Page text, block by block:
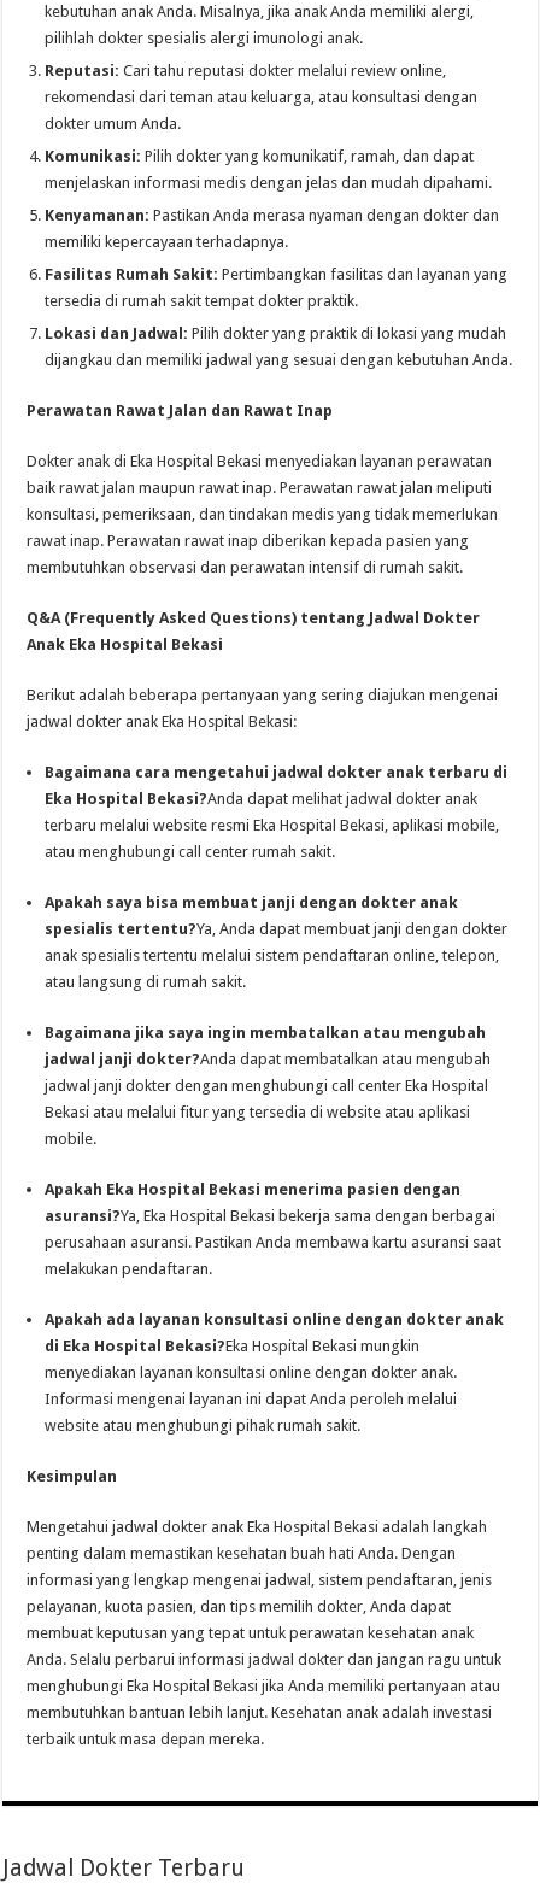
kebutuhan anak Anda. Misalnya, jika anak Anda memiliki alergi,
pilihlah dokter spesialis alergi imunologi anak.
Reputasi: Cari tahu reputasi dokter melalui review online,
rekomendasi dari teman atau keluarga, atau konsultasi dengan
dokter umum Anda.
Komunikasi: Pilih dokter yang komunikatif, ramah, dan dapat
menjelaskan informasi medis dengan jelas dan mudah dipahami.
Kenyamanan: Pastikan Anda merasa nyaman dengan dokter dan
memiliki kepercayaan terhadapnya.
Fasilitas Rumah Sakit: Pertimbangkan fasilitas dan layanan yang
tersedia di rumah sakit tempat dokter praktik.
Lokasi dan Jadwal: Pilih dokter yang praktik di lokasi yang mudah
dijangkau dan memiliki jadwal yang sesuai dengan kebutuhan Anda.
Perawatan Rawat Jalan dan Rawat Inap
Dokter anak di Eka Hospital Bekasi menyediakan layanan perawatan
baik rawat jalan maupun rawat inap. Perawatan rawat jalan meliputi
konsultasi, pemeriksaan, dan tindakan medis yang tidak memerlukan
rawat inap. Perawatan rawat inap diberikan kepada pasien yang
membutuhkan observasi dan perawatan intensif di rumah sakit.
Q&A (Frequently Asked Questions) tentang Jadwal Dokter
Anak Eka Hospital Bekasi
Berikut adalah beberapa pertanyaan yang sering diajukan mengenai
jadwal dokter anak Eka Hospital Bekasi:
Bagaimana cara mengetahui jadwal dokter anak terbaru di
Eka Hospital Bekasi?Anda dapat melihat jadwal dokter anak
terbaru melalui website resmi Eka Hospital Bekasi, aplikasi mobile,
atau menghubungi call center rumah sakit.
Apakah saya bisa membuat janji dengan dokter anak
spesialis tertentu?Ya, Anda dapat membuat janji dengan dokter
anak spesialis tertentu melalui sistem pendaftaran online, telepon,
atau langsung di rumah sakit.
Bagaimana jika saya ingin membatalkan atau mengubah
jadwal janji dokter?Anda dapat membatalkan atau mengubah
jadwal janji dokter dengan menghubungi call center Eka Hospital
Bekasi atau melalui fitur yang tersedia di website atau aplikasi
mobile.
Apakah Eka Hospital Bekasi menerima pasien dengan
asuransi?Ya, Eka Hospital Bekasi bekerja sama dengan berbagai
perusahaan asuransi. Pastikan Anda membawa kartu asuransi saat
melakukan pendaftaran.
Apakah ada layanan konsultasi online dengan dokter anak
di Eka Hospital Bekasi?Eka Hospital Bekasi mungkin
menyediakan layanan konsultasi online dengan dokter anak.
Informasi mengenai layanan ini dapat Anda peroleh melalui
website atau menghubungi pihak rumah sakit.
Kesimpulan
Mengetahui jadwal dokter anak Eka Hospital Bekasi adalah langkah
penting dalam memastikan kesehatan buah hati Anda. Dengan
informasi yang lengkap mengenai jadwal, sistem pendaftaran, jenis
pelayanan, kuota pasien, dan tips memilih dokter, Anda dapat
membuat keputusan yang tepat untuk perawatan kesehatan anak
Anda. Selalu perbarui informasi jadwal dokter dan jangan ragu untuk
menghubungi Eka Hospital Bekasi jika Anda memiliki pertanyaan atau
membutuhkan bantuan lebih lanjut. Kesehatan anak adalah investasi
terbaik untuk masa depan mereka.
Jadwal Dokter Terbaru